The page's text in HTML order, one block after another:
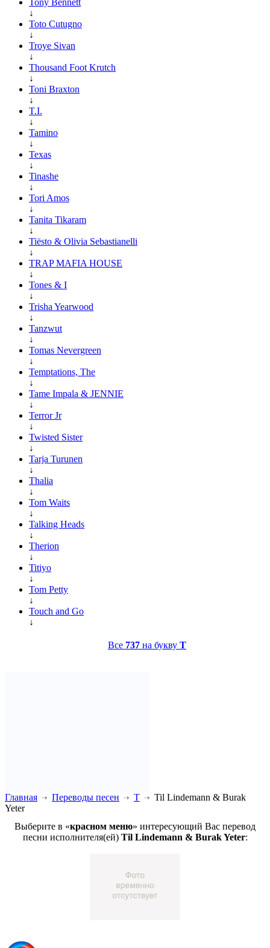
↓
Toto Cutugno
↓
Troye Sivan
↓
Thousand Foot Krutch
↓
Toni Braxton
↓
T.I.
↓
Tamino
↓
Texas
↓
Tinashe
↓
Tori Amos
↓
Tanita Tikaram
↓
Tiësto & Olivia Sebastianelli
↓
TRAP MAFIA HOUSE
↓
Tones & I
↓
Trisha Yearwood
↓
Tanzwut
↓
Tomas Nevergreen
↓
Temptations, The
↓
Tame Impala & JENNIE
↓
Terror Jr
↓
Twisted Sister
↓
Tarja Turunen
↓
Thalia
↓
Tom Waits
↓
Talking Heads
↓
Therion
↓
Titiyo
↓
Tom Petty
↓
Touch and Go
↓
Все 737 на букву T
Главная Переводы песен T
Til Lindemann & Burak
Yeter
Выберите в «красном меню» интересующий Вас перевод
песни исполнителя(ей) Til Lindemann & Burak Yeter: